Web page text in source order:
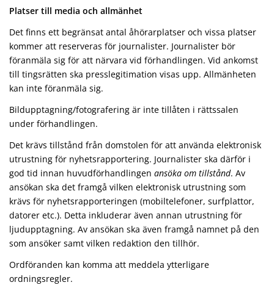
Platser till media och allmänhet
Det finns ett begränsat antal åhörarplatser och vissa platser
kommer att reserveras för journalister. Journalister bör
föranmäla sig för att närvara vid förhandlingen. Vid ankomst
till tingsrätten ska presslegitimation visas upp. Allmänheten
kan inte föranmäla sig.
Bildupptagning/fotografering är inte tillåten i rättssalen
under förhandlingen.
Det krävs tillstånd från domstolen för att använda elektronisk
utrustning för nyhetsrapportering. Journalister ska därför i
god tid innan huvudförhandlingen ansöka om tillstånd. Av
ansökan ska det framgå vilken elektronisk utrustning som
krävs för nyhetsrapporteringen (mobiltelefoner, surfplattor,
datorer etc.). Detta inkluderar även annan utrustning för
ljudupptagning. Av ansökan ska även framgå namnet på den
som ansöker samt vilken redaktion den tillhör.
Ordföranden kan komma att meddela ytterligare
ordningsregler.